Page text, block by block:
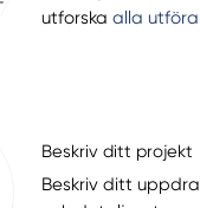
utforskaalla
Beskriv ditt projekt
Beskriv ditt